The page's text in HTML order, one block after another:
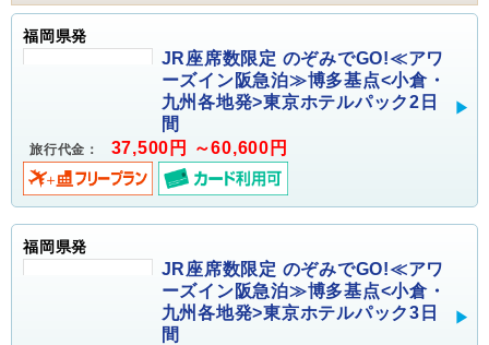
福岡県発
JR座席数限定 のぞみでGO!≪アワ
ーズイン阪急泊≫博多基点<小倉・
九州各地発>東京ホテルパック2日
間
旅行代金： 37,500円 ～60,600円
福岡県発
JR座席数限定 のぞみでGO!≪アワ
ーズイン阪急泊≫博多基点<小倉・
九州各地発>東京ホテルパック3日
間